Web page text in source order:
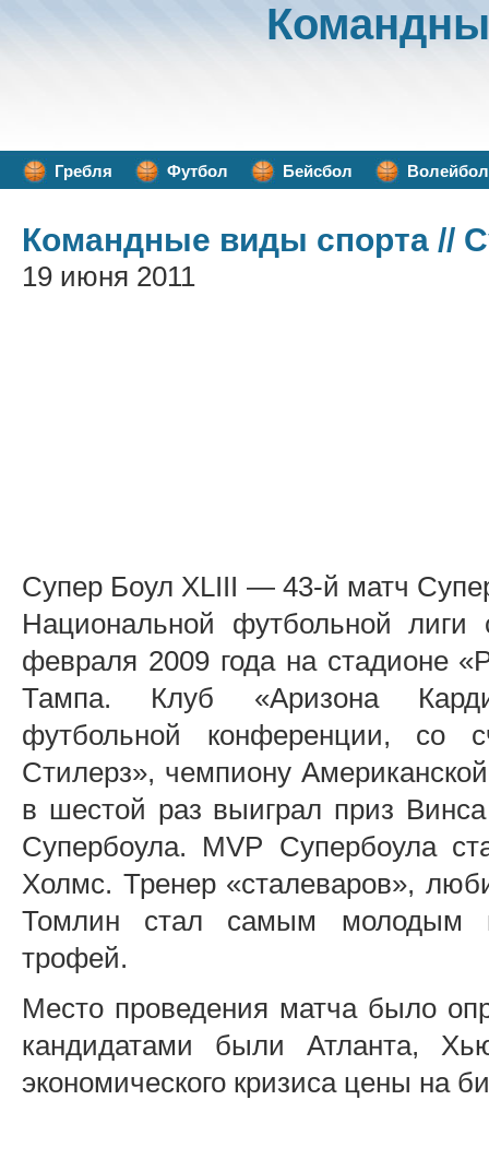
Гребля Футбол Бейсбол Волейбол
Командные виды спорта //
19 июня 2011
Супер Боул XLIII — 43-й матч
Национальной футбольной лиги
февраля 2009 года на стадионе
Тампа. Клуб «Аризона
футбольной конференции, со
Стилерз», чемпиону
в шестой раз выиграл приз
Супербоула. MVP Супербоула
Холмс. Тренер «сталеваров»,
Томлин стал самым молодым
трофей.
Место проведения матча было
кандидатами были Атланта,
экономического кризиса цены на